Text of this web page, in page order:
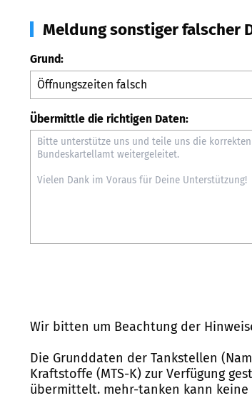
Meldung sonstiger falscher
Grund:
Übermittle die richtigen Daten:
Wir bitten um Beachtung der
Die Grunddaten der Tankstellen
Kraftstoffe (MTS-K) zur Verfügung
übermittelt. mehr-tanken kann